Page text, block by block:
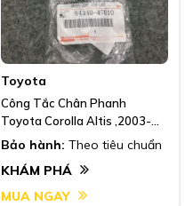
Toyota
Công Tắc Chân Phanh
Toyota Corolla Altis ,2003-
2007
Bảo hành: Theo tiêu chuẩn
KHÁM PHÁ
MUA NGAY